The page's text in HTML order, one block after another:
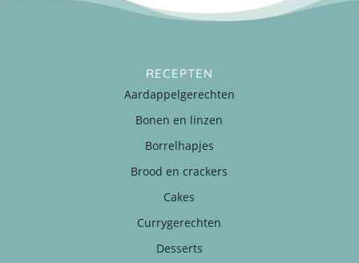
RECEPTEN
Aardappelgerechten
Bonen en linzen
Borrelhapjes
Brood en crackers
Cakes
Currygerechten
Desserts